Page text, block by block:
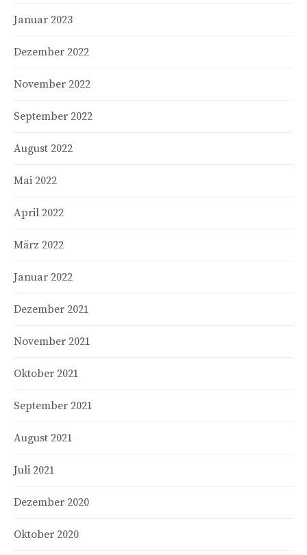
Januar 2023
Dezember 2022
November 2022
September 2022
August 2022
Mai 2022
April 2022
März 2022
Januar 2022
Dezember 2021
November 2021
Oktober 2021
September 2021
August 2021
Juli 2021
Dezember 2020
Oktober 2020